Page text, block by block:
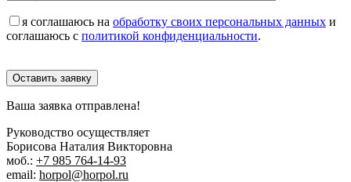
я соглашаюсь на обработку своих персональных данных и
соглашаюсь с политикой конфиденциальности.
Оставить заявку
Ваша заявка отправлена!
Руководство осуществляет
Борисова Наталия Викторовна
моб.: +7 985 764-14-93
email: horpol@horpol.ru